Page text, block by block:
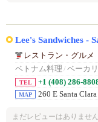
Lee's Sandwiches -
レストラン・グルメ
ベトナム料理 / ベーカ
TEL +1 (408) 286-
MAP 260 E Santa Clara
まだレビューはありません